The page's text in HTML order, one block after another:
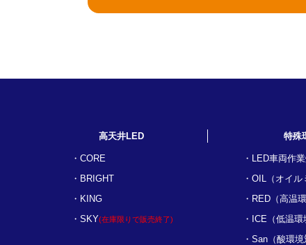
高天井LED
CORE
BRIGHT
KING
SKY(在庫限りで販売終了)
特殊
LED車両作
OIL（オイル
RED（高温
ICE（低温環
San（酸環境